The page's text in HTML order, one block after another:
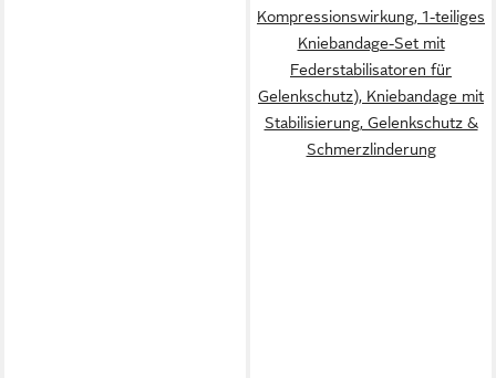
Kompressionswirkung, 1-teiliges
Kniebandage-Set mit
Federstabilisatoren für
Gelenkschutz), Kniebandage mit
Stabilisierung, Gelenkschutz &
Schmerzlinderung